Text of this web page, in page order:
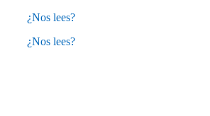
¿Nos lees?
¿Nos lees?